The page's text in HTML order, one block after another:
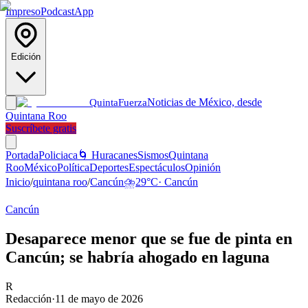
ImpresoPodcastApp
Edición
QuintaFuerzaNoticias de México, desde
Quintana Roo
Suscríbete gratis
PortadaPoliciaca 🌀 HuracanesSismosQuintana
RooMéxicoPolíticaDeportesEspectáculosOpinión
Inicio/quintana roo/Cancún⛈️29°C· Cancún
Cancún
Desaparece menor que se fue de pinta en
Cancún; se habría ahogado en laguna
R
Redacción·11 de mayo de 2026